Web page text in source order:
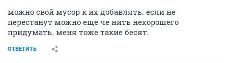
можно свой мусор к их добавлять. если не
перестанут можно еще че нить нехорошего
придумать. меня тоже такие бесят.
ОТВЕТИТЬ